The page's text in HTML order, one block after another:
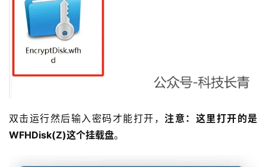
双击运行然后输入密码才能打开，注意：这里打开的是
WFHDisk(Z)这个挂载盘。